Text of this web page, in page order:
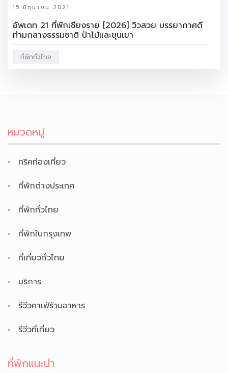
15 มิถุนายน 2021
อัพเดท 21 ที่พักเชียงราย [2026] วิวสวย บรรยากาศดี
ท่ามกลางธรรมชาติ ป่าไม้และขุนเขา
ที่พักทั่วไทย
หมวดหมู่
ทริคท่องเที่ยว
ที่พักต่างประเทศ
ที่พักทั่วไทย
ที่พักในกรุงเทพ
ที่เที่ยวทั่วไทย
บริการ
รีวีวคาเฟ่ร้านอาหาร
รีวีวที่เที่ยว
ที่พักแนะนำ